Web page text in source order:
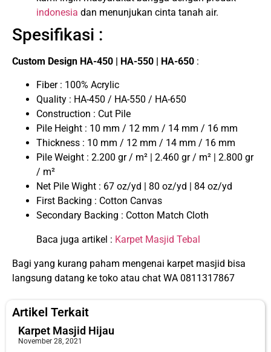
indonesia dan menunjukan cinta tanah air.
Spesifikasi :
Custom Design HA-450 | HA-550 | HA-650 :
Fiber : 100% Acrylic
Quality : HA-450 / HA-550 / HA-650
Construction : Cut Pile
Pile Height : 10 mm / 12 mm / 14 mm / 16 mm
Thickness : 10 mm / 12 mm / 14 mm / 16 mm
Pile Weight : 2.200 gr / m² | 2.460 gr / m² | 2.800 gr
/ m²
Net Pile Wight : 67 oz/yd | 80 oz/yd | 84 oz/yd
First Backing : Cotton Canvas
Secondary Backing : Cotton Match Cloth
Baca juga artikel : Karpet Masjid Tebal
Bagi yang kurang paham mengenai karpet masjid bisa
langsung datang ke toko atau chat WA 0811317867
Artikel Terkait
Karpet Masjid Hijau
November 28, 2021